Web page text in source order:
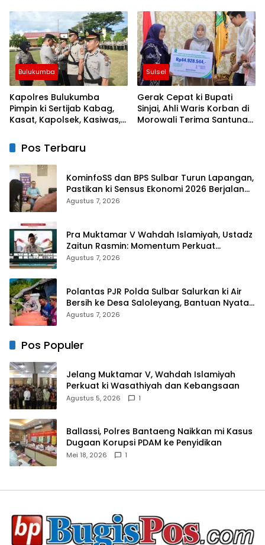
Kemarau
Negeri
Bulukumba
Kapolres Bulukumba
Pimpin ki Sertijab Kabag,
Kasat, Kapolsek, Kasiwas,
Sulsel
Gerak Cepat ki Bupati
Sinjai, Ahli Waris Korban di
Morowali Terima Santunan
Pos Terbaru
KominfoSS dan BPS Sulbar Turun Lapangan,
Pastikan ki Sensus Ekonomi 2026 Berjalan
Nyaman dan Akurat
Agustus 7, 2026
Pra Muktamar V Wahdah Islamiyah, Ustadz
Zaitun Rasmin: Momentum Perkuat
Konsolidasi dan Evaluasi Perjalanan
Agustus 7, 2026
Polantas PJR Polda Sulbar Salurkan ki Air
Bersih ke Desa Saloleyang, Bantuan Nyata
di Tengah Musim Kemarau
Agustus 7, 2026
Pos Populer
Jelang Muktamar V, Wahdah Islamiyah
Perkuat ki Wasathiyah dan Kebangsaan
Agustus 5, 2026 1
Ballassi, Polres Bantaeng Naikkan mi Kasus
Dugaan Korupsi PDAM ke Penyidikan
Mei 18, 2026 1